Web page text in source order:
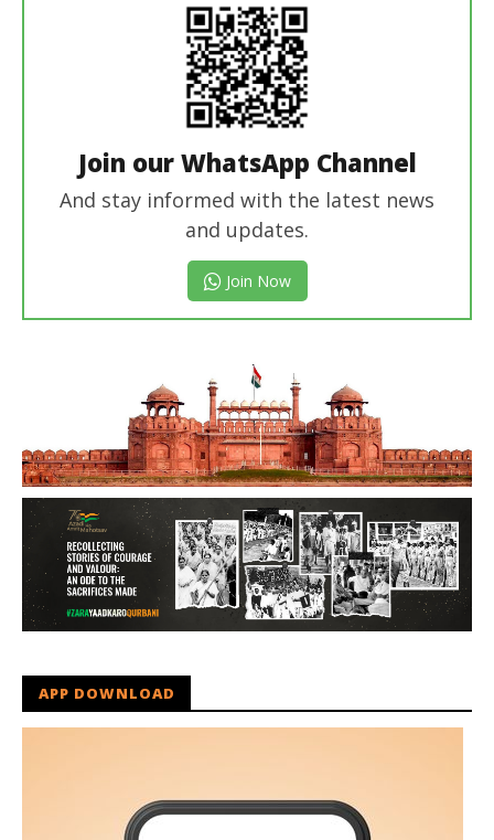
Join our WhatsApp Channel
And stay informed with the latest news
and updates.
Join Now
APP DOWNLOAD